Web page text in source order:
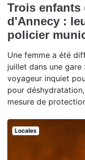
Trois enfants
d'Annecy :
policier
Une femme a été
juillet dans une gare
voyageur inquiet
pour
mesure de
Locales